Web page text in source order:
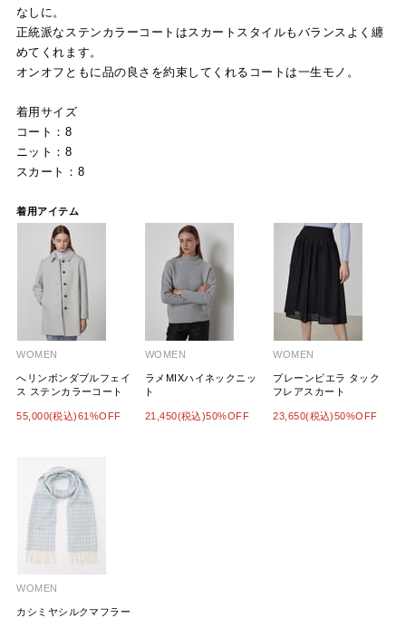
なしに。
正統派なステンカラーコートはスカートスタイルもバランスよく纏
めてくれます。
オンオフともに品の良さを約束してくれるコートは一生モノ。
着用サイズ
コート：8
ニット：8
スカート：8
着用アイテム
WOMEN
へリンボンダブルフェイ
ス ステンカラーコート
55,000(税込)61%OFF
WOMEN
ラメMIXハイネックニッ
ト
21,450(税込)50%OFF
WOMEN
プレーンビエラ タック
フレアスカート
23,650(税込)50%OFF
WOMEN
カシミヤシルクマフラー